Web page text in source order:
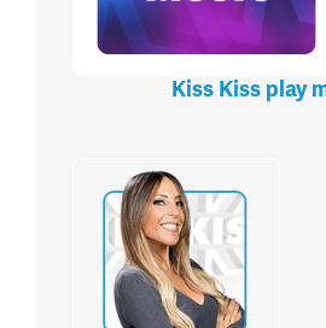
Kiss Kiss play